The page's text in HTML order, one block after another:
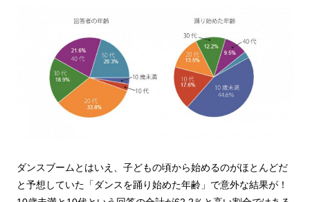
ダンスブームとはいえ、子どもの頃から始めるのがほとんどだ
と予想していた「ダンスを踊り始めた年齢」で意外な結果が！